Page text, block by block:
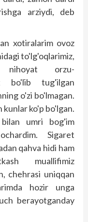
arziydi, deb
xotiralarim ovoz
to'lg'oqlarimiz,
nihoyat orzu-
bo'lib tug'ilgan
o'zi bo'lmagan.
ko'p bo'lgan.
umri bog'im
Sigaret
qahva hidi ham
muallifimiz
chehrasi uniqqan
hozir unga
berayotganday